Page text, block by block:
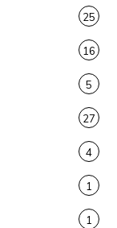
25
16
5
27
4
1
1